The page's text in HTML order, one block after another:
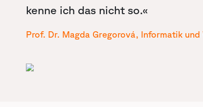
kenne ich das nicht so.«
Prof. Dr. Magda Gregorová, Informatik